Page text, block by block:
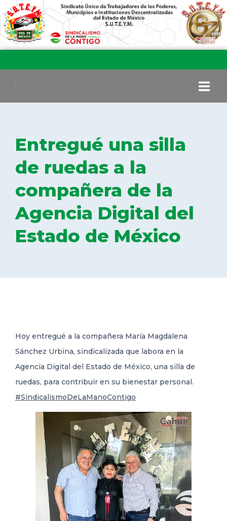
COMITÉ EJECUTIVO
COMISIÓN DE VIGILANCIA
SECCIONES
Entregué una silla
de ruedas a la
compañera de la
Agencia Digital del
Estado de México
Hoy entregué a la compañera María Magdalena
Sánchez Urbina, sindicalizada que labora en la
Agencia Digital del Estado de México, una silla de
ruedas, para contribuir en su bienestar personal.
#SindicalismoDeLaManoContigo